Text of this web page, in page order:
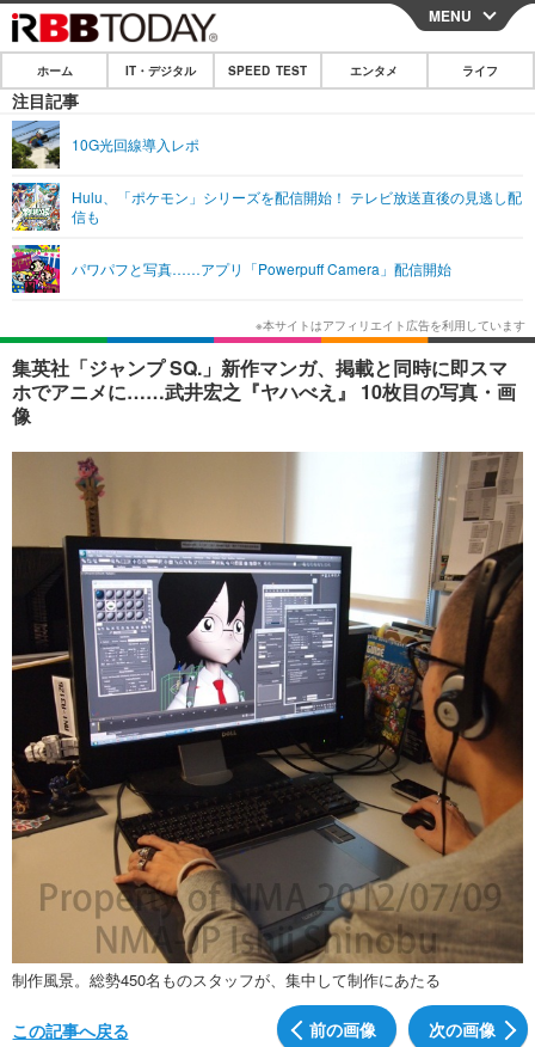
CLOSE
ホーム
IT・デジタル
ショッピング その他
SPEED TEST
エンタメ
エンタメTOP 映画・ドラマ
韓国・芸能
音楽 スポーツ
ショッピング
ライフ
ライフTOP グルメ
ペット ショッピング
リリース一覧
プッシュ通知の停止方法
MENU
ホーム IT・デジタル SPEED TEST エンタメ ライフ
注目記事
10G光回線導入レポ
Hulu、「ポケモン」シリーズを配信開始！ テレビ放送直後の見逃し配
信も
パワパフと写真……アプリ「Powerpuff Camera」配信開始
集英社「ジャンプ SQ.」新作マンガ、掲載と同時に即スマ
ホでアニメに……武井宏之『ヤハべえ』 10枚目の写真・画
像
制作風景。総勢450名ものスタッフが、集中して制作にあたる
前の画像 次の画像
この記事へ戻る